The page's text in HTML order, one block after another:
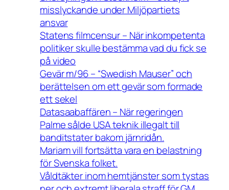
misslyckande under Miljöpartiets
ansvar
Statens filmcensur – När inkompetenta
politiker skulle bestämma vad du fick se
på video
Gevär m/96 – “Swedish Mauser” och
berättelsen om ett gevär som formade
ett sekel
Datasaabaffären – När regeringen
Palme sålde USA teknik illegalt till
banditstater bakom järnridån.
Mariam vill fortsätta vara en belastning
för Svenska folket.
Våldtäkter inom hemtjänster som tystas